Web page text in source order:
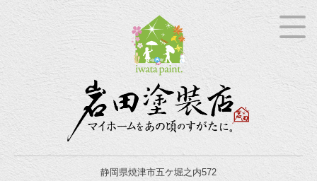
静岡県焼津市五ケ堀之内572